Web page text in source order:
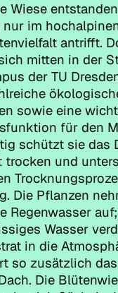
Wiese
im
antrifft.
mitten in der
der TU
sowie eine
für den
schützt sie das
trocken und
Die Pflanzen
Regenwasser auf;
Wasser
in die
so zusätzlich
Die